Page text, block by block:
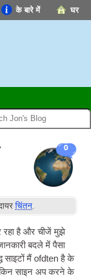
घर
के बारे में
0
चिंतन.
रहा है और चीजें मुझे
बदले में पैसा
साइटों मैं ofdten है के
साइन अप करने के